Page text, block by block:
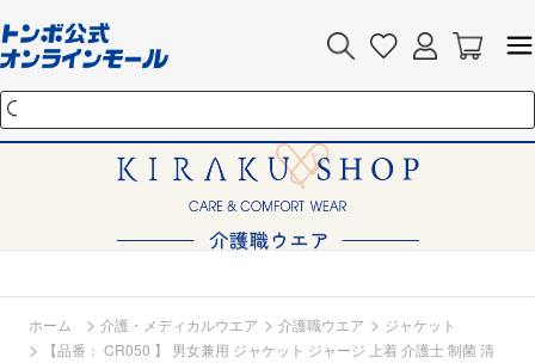
ホーム > 介護・メディカルウエア > 介護職ウエア > ジャケット
>
【品番： CR050 】 男女兼用 ジャケット ジャージ 上着 介護士 制菌 清